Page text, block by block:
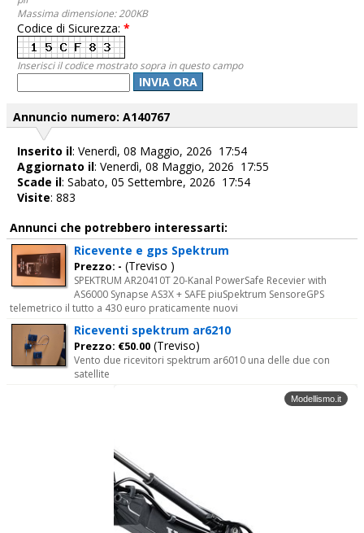
Massima dimensione: 200KB
Codice di Sicurezza: *
Inserisci il codice mostrato sopra in questo campo
INVIA ORA
Annuncio numero: A140767
Inserito il: Venerdì, 08 Maggio, 2026 17:54
Aggiornato il: Venerdì, 08 Maggio, 2026 17:55
Scade il: Sabato, 05 Settembre, 2026 17:54
Visite: 883
Annunci che potrebbero interessarti:
Ricevente e gps Spektrum
Prezzo: - (Treviso )
SPEKTRUM AR20410T 20-Kanal PowerSafe Recevier with
AS6000 Synapse AS3X + SAFE piuSpektrum SensoreGPS
telemetrico il tutto a 430 euro praticamente nuovi
Riceventi spektrum ar6210
Prezzo: €50.00 (Treviso)
Vento due ricevitori spektrum ar6010 una delle due con
satellite